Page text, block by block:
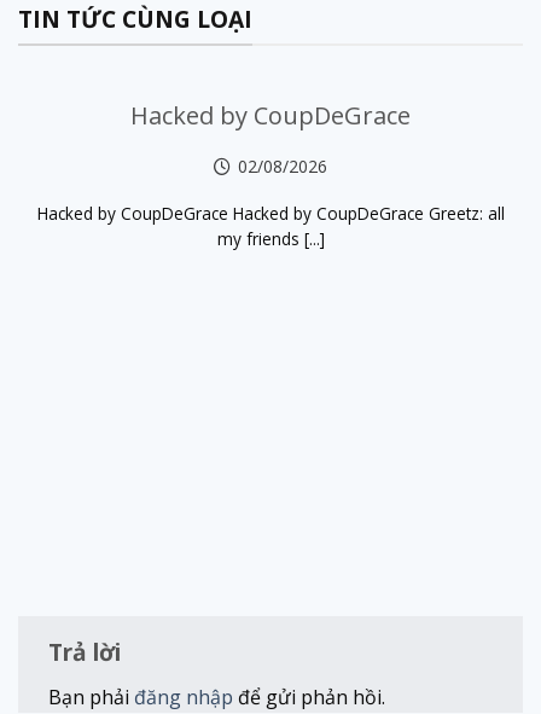
TIN TỨC CÙNG LOẠI
Hacked by CoupDeGrace
02/08/2026
Hacked by CoupDeGrace Hacked by CoupDeGrace Greetz: all
my friends [...]
Trả lời
Bạn phải đăng nhập để gửi phản hồi.